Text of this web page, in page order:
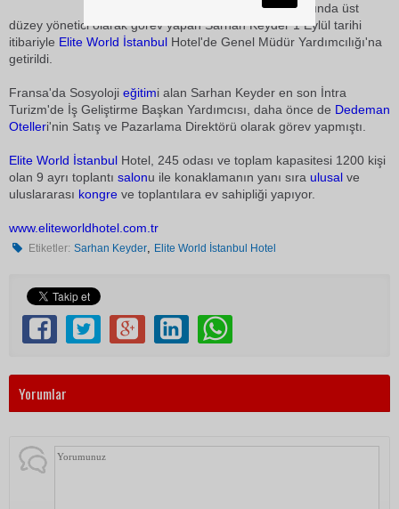
otelcilik ve acentecilik alanlarında üst
düzey yönetici olarak görev yapan Sarhan Keyder 1 Eylül tarihi
itibariyle Elite World İstanbul Hotel'de Genel Müdür Yardımcılığı'na
getirildi.
Fransa'da Sosyoloji eğitimi alan Sarhan Keyder en son İntra
Turizm'de İş Geliştirme Başkan Yardımcısı, daha önce de Dedeman
Otelleri'nin Satış ve Pazarlama Direktörü olarak görev yapmıştı.
Elite World İstanbul Hotel, 245 odası ve toplam kapasitesi 1200 kişi
olan 9 ayrı toplantı salonu ile konaklamanın yanı sıra ulusal ve
uluslararası kongre ve toplantılara ev sahipliği yapıyor.
www.eliteworldhotel.com.tr
Etiketler: Sarhan Keyder, Elite World İstanbul Hotel
Yorumlar